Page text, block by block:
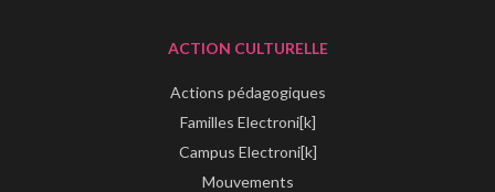
ACTION CULTURELLE
Actions pédagogiques
Familles Electroni[k]
Campus Electroni[k]
Mouvements